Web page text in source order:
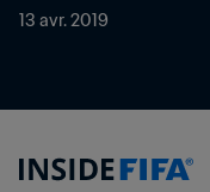
13 avr. 2019